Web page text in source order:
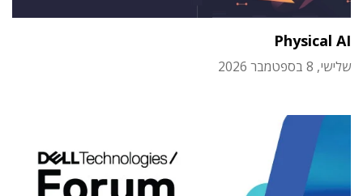
Physical AI
שלישי, 8 בספטמבר 2026